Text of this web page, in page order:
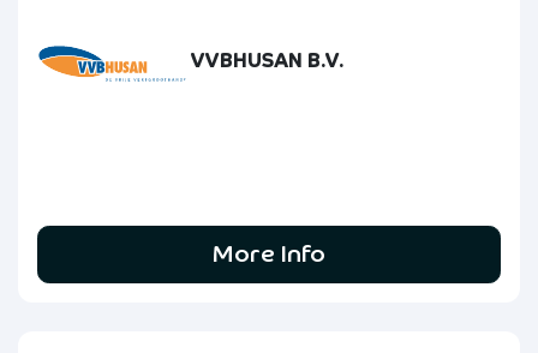
VVBHUSAN B.V.
More Info